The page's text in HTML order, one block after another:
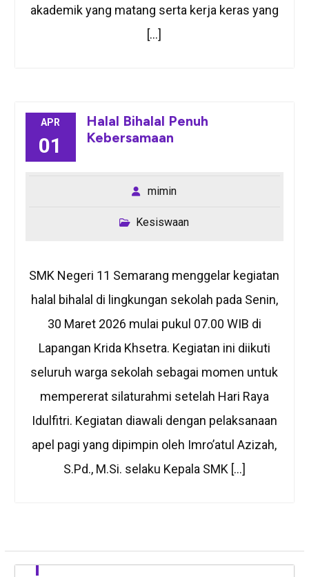
akademik yang matang serta kerja keras yang
[…]
APR
01
Halal Bihalal Penuh
Kebersamaan
mimin
Kesiswaan
SMK Negeri 11 Semarang menggelar kegiatan
halal bihalal di lingkungan sekolah pada Senin,
30 Maret 2026 mulai pukul 07.00 WIB di
Lapangan Krida Khsetra. Kegiatan ini diikuti
seluruh warga sekolah sebagai momen untuk
mempererat silaturahmi setelah Hari Raya
Idulfitri. Kegiatan diawali dengan pelaksanaan
apel pagi yang dipimpin oleh Imro’atul Azizah,
S.Pd., M.Si. selaku Kepala SMK […]